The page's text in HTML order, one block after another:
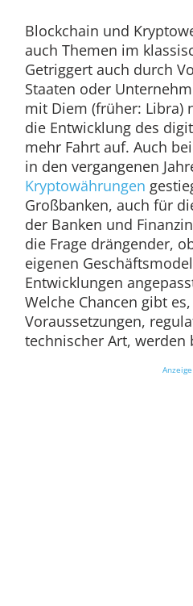
Blockchain und
auch Themen im
Getriggert auch durch
Staaten oder
mit Diem (früher: Libra)
die Entwicklung des
mehr Fahrt auf. Auch
in den vergangenen
Kryptowährungen
Großbanken, auch für
der Banken und
die Frage drängender,
eigenen
Entwicklungen
Welche Chancen gibt
Voraussetzungen,
technischer Art, werden
Anzeige